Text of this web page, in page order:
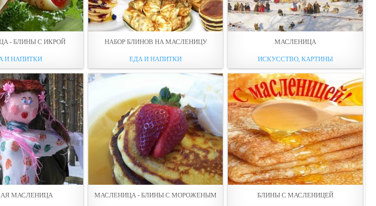
- БЛИНЫ С ИКРОЙ
И НАПИТКИ
НАБОР БЛИНОВ НА МАСЛЕНИЦУ
ЕДА И НАПИТКИ
МАСЛЕНИЦА
ИСКУССТВО, КАРТИНЫ
МАСЛЕНИЦА МАСЛЕНИЦА - БЛИНЫ С МОРОЖЕНЫМ БЛИНЫ С МАСЛЕНИЦЕЙ